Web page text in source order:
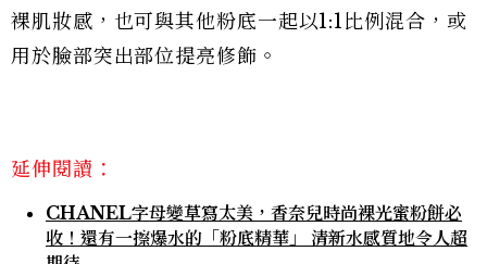
裸肌妝感，也可與其他粉底一起以1:1比例混合，或
用於臉部突出部位提亮修飾。
延伸閱讀：
CHANEL字母變草寫太美，香奈兒時尚裸光蜜粉餅必
收！還有一擦爆水的「粉底精華」 清新水感質地令人超